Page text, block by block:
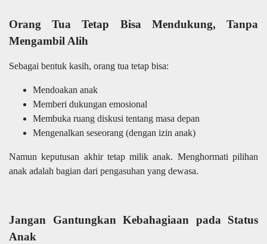
Orang Tua Tetap Bisa Mendukung, Tanpa
Mengambil Alih
Sebagai bentuk kasih, orang tua tetap bisa:
Mendoakan anak
Memberi dukungan emosional
Membuka ruang diskusi tentang masa depan
Mengenalkan seseorang (dengan izin anak)
Namun keputusan akhir tetap milik anak. Menghormati pilihan
anak adalah bagian dari pengasuhan yang dewasa.
Jangan Gantungkan Kebahagiaan pada Status
Anak